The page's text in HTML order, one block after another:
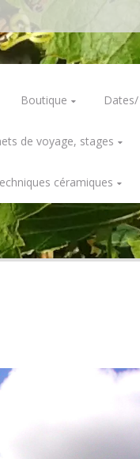
Boutique
de voyage, stages
céramiques